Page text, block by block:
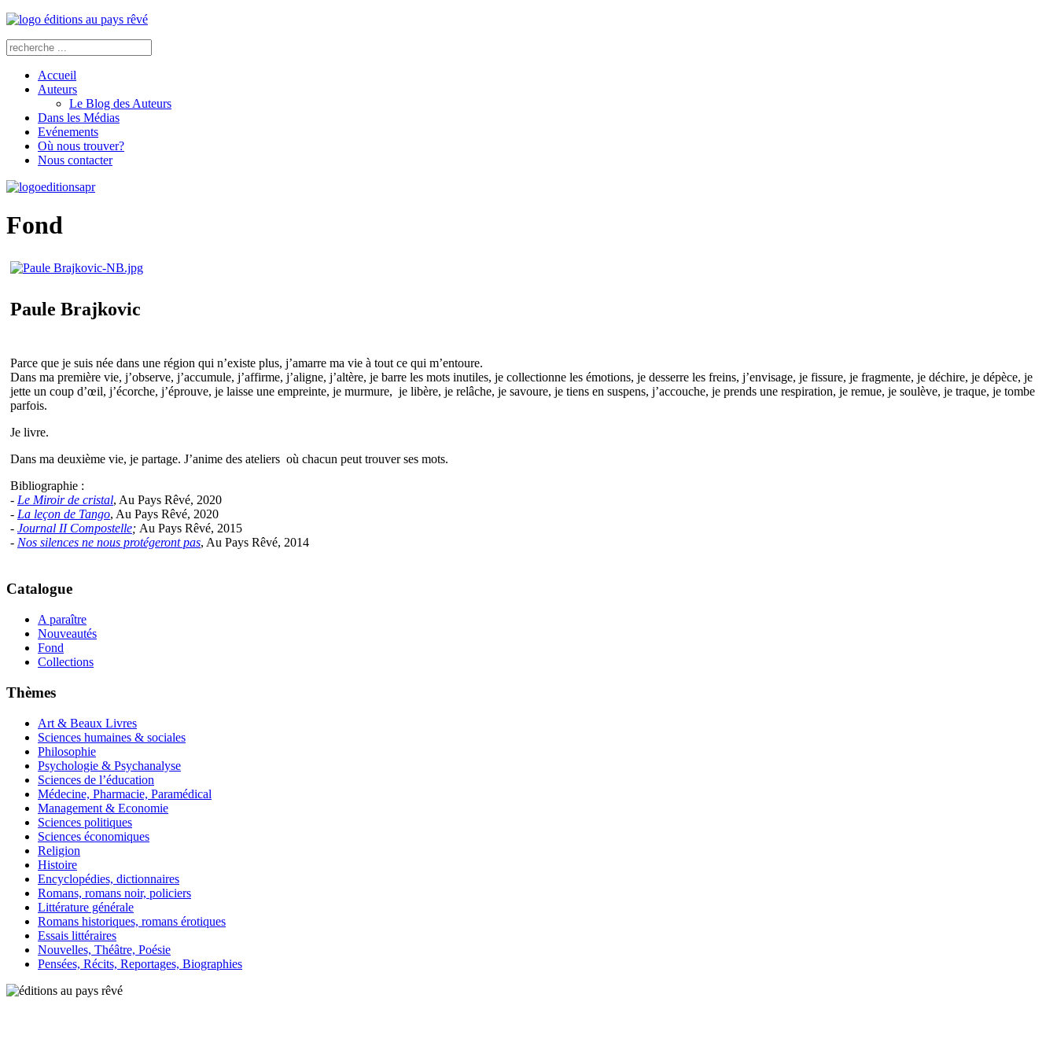
Accueil
Auteurs
Le Blog des Auteurs
Dans les Médias
Evénements
Où nous trouver?
Nous contacter
Fond
Paule Brajkovic
Parce que je suis née dans une région qui n’existe plus, j’amarre ma vie à tout ce qui m’entoure.
Dans ma première vie, j’observe, j’accumule, j’affirme, j’aligne, j’altère, je barre les mots inutiles, je collectionne les émotions, je desserre les freins, j’envisage, je fissure, je fragmente, je déchire, je dépèce, je
jette un coup d’œil, j’écorche, j’éprouve, je laisse une empreinte, je murmure, je libère, je relâche, je savoure, je tiens en suspens, j’accouche, je prends une respiration, je remue, je soulève, je traque, je tombe
parfois.
Je livre.
Dans ma deuxième vie, je partage. J’anime des ateliers où chacun peut trouver ses mots.
Bibliographie :
- Le Miroir de cristal, Au Pays Rêvé, 2020
- La leçon de Tango, Au Pays Rêvé, 2020
- Journal II Compostelle; Au Pays Rêvé, 2015
- Nos silences ne nous protégeront pas, Au Pays Rêvé, 2014
Catalogue
A paraître
Nouveautés
Fond
Collections
Thèmes
Art & Beaux Livres
Sciences humaines & sociales
Philosophie
Psychologie & Psychanalyse
Sciences de l’éducation
Médecine, Pharmacie, Paramédical
Management & Economie
Sciences politiques
Sciences économiques
Religion
Histoire
Encyclopédies, dictionnaires
Romans, romans noir, policiers
Littérature générale
Romans historiques, romans érotiques
Essais littéraires
Nouvelles, Théâtre, Poésie
Pensées, Récits, Reportages, Biographies